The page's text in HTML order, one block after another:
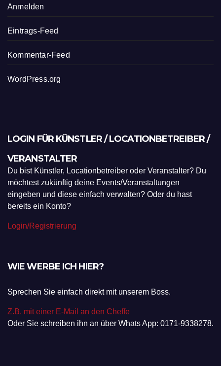
Anmelden
Eintrags-Feed
Kommentar-Feed
WordPress.org
LOGIN FÜR KÜNSTLER / LOCATIONBETREIBER /
VERANSTALTER
Du bist Künstler, Locationbetreiber oder Veranstalter? Du
möchtest zukünftig deine Events/Veranstaltungen
eingeben und diese einfach verwalten? Oder du hast
bereits ein Konto?
Login/Registrierung
WIE WERBE ICH HIER?
Sprechen Sie einfach direkt mit unserem Boss.
Z.B. mit einer E-Mail an den Cheffe
Oder Sie schreiben ihn an über Whats App: 0171-9338278.